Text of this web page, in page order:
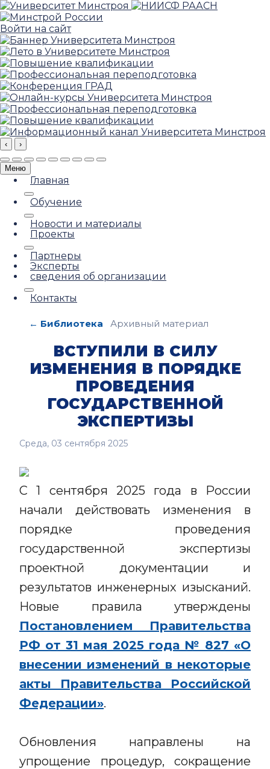
Войти на сайт
‹ ›
Меню
Главная
Обучение
Новости и материалы
Проекты
Партнеры
Эксперты
сведения об организации
Контакты
← Библиотека Архивный материал
ВСТУПИЛИ В СИЛУ
ИЗМЕНЕНИЯ В ПОРЯДКЕ
ПРОВЕДЕНИЯ
ГОСУДАРСТВЕННОЙ
ЭКСПЕРТИЗЫ
Среда, 03 сентября 2025
С 1 сентября 2025 года в России
начали действовать изменения в
порядке проведения
государственной экспертизы
проектной документации и
результатов инженерных изысканий.
Новые правила утверждены
Постановлением Правительства
РФ от 31 мая 2025 года № 827 «О
внесении изменений в некоторые
акты Правительства Российской
Федерации».
Обновления направлены на
упрощение процедур, сокращение